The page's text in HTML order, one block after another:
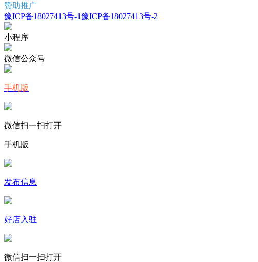
赞助推广
豫ICP备18027413号-1豫ICP备18027413号-2
小程序
微信公众号
手机版
微信扫一扫打开
手机版
发布信息
好店入驻
微信扫一扫打开